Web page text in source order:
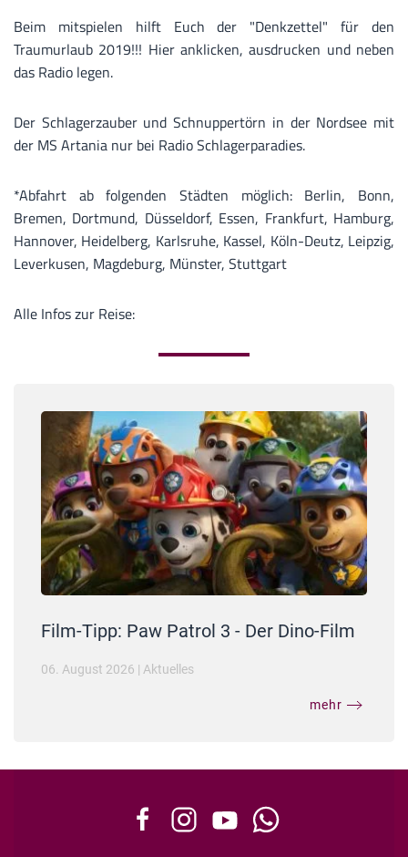
Beim mitspielen hilft Euch der "Denkzettel" für den
Traumurlaub 2019!!! Hier anklicken, ausdrucken und neben
das Radio legen.
Der Schlagerzauber und Schnuppertörn in der Nordsee mit
der MS Artania nur bei Radio Schlagerparadies.
*Abfahrt ab folgenden Städten möglich: Berlin, Bonn,
Bremen, Dortmund, Düsseldorf, Essen, Frankfurt, Hamburg,
Hannover, Heidelberg, Karlsruhe, Kassel, Köln-Deutz, Leipzig,
Leverkusen, Magdeburg, Münster, Stuttgart
Alle Infos zur Reise:
Film-Tipp: Paw Patrol 3 - Der Dino-Film
06. August 2026 | Aktuelles
mehr